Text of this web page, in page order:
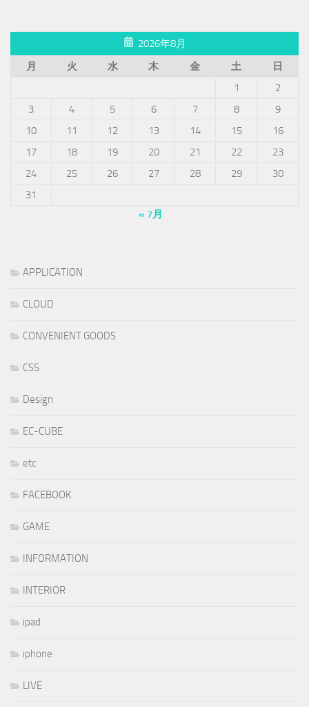
2026年8月
月
火 水 木 金 土
日
1
2
3
4 5 6 7 8
9
10
11 12 13 14 15
16
17
18 19 20 21 22
23
24
25 26 27 28 29
30
31
« 7月
APPLICATION
CLOUD
CONVENIENT GOODS
CSS
Design
EC-CUBE
etc
FACEBOOK
GAME
INFORMATION
INTERIOR
ipad
iphone
LIVE